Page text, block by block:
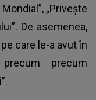
„Privește
De asemenea,
care le-a avut în
precum